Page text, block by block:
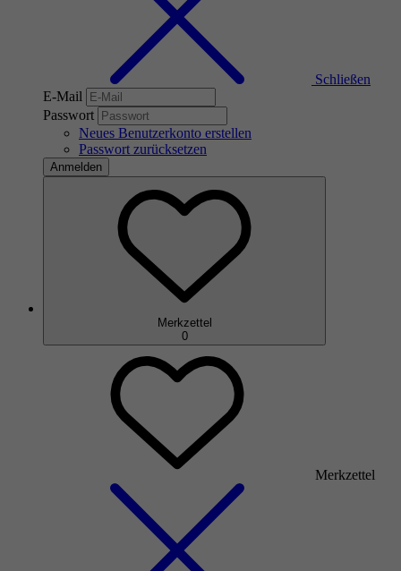
Schließen
E-Mail
Passwort
Neues Benutzerkonto erstellen
Passwort zurücksetzen
Anmelden
Merkzettel
0
Merkzettel